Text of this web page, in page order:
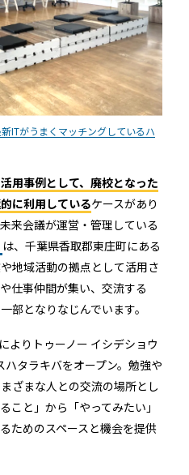
ITがうまくマッチングしているハ
用事例として、廃校となった
に利用しているケースがあり
来会議が運営・管理している
は、千葉県香取郡東庄町にある
地域活動の拠点として活用さ
仕事仲間が集い、交流する
部となりなじんでいます。
よりトゥーノー イシデショウ
タラキバをオープン。勉強や
ざまな人との交流の場所とし
こと」から「やってみたい」
ためのスペースと機会を提供